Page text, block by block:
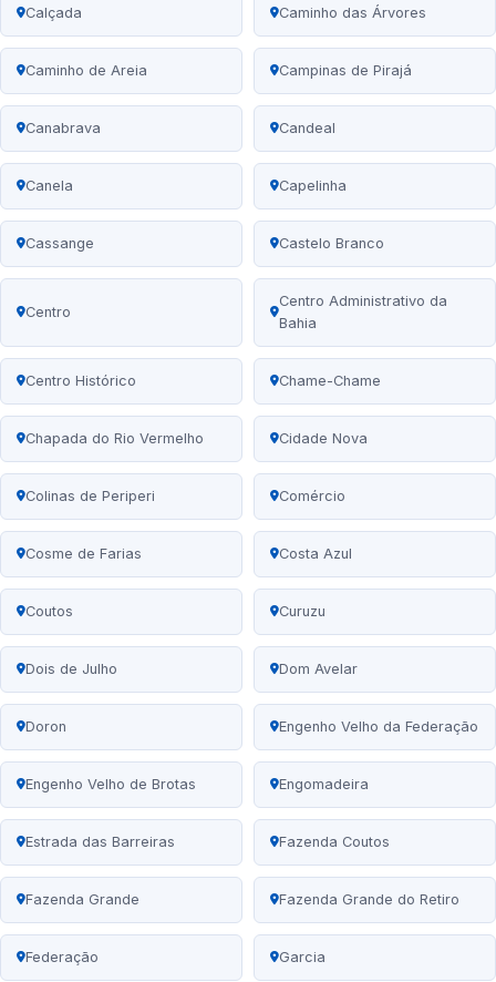
Calçada Caminho das Árvores
Caminho de Areia Campinas de Pirajá
Canabrava Candeal
Canela Capelinha
Cassange Castelo Branco
Centro
Centro Administrativo da
Bahia
Centro Histórico Chame-Chame
Chapada do Rio Vermelho Cidade Nova
Colinas de Periperi Comércio
Cosme de Farias Costa Azul
Coutos Curuzu
Dois de Julho Dom Avelar
Doron Engenho Velho da Federação
Engenho Velho de Brotas Engomadeira
Estrada das Barreiras Fazenda Coutos
Fazenda Grande Fazenda Grande do Retiro
Federação Garcia